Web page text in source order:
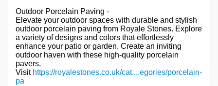
Outdoor Porcelain Paving -
Elevate your outdoor spaces with durable and stylish
outdoor porcelain paving from Royale Stones. Explore
a variety of designs and colors that effortlessly
enhance your patio or garden. Create an inviting
outdoor haven with these high-quality porcelain
pavers.
Visit https://royalestones.co.uk/cat....egories/porcelain-
pa